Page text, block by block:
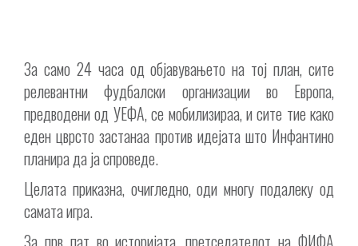
За само 24 часа од објавувањето на тој план, сите
релевантни фудбалски организации во Европа,
предводени од УЕФА, се мобилизираа, и сите тие како
еден цврсто застанаа против идејата што Инфантино
планира да ја спроведе.
Целата приказна, очигледно, оди многу подалеку од
самата игра.